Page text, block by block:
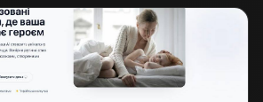
як для романтичного відпочинку,
подорожі. Ocean Pearl Bali
хто цінує спокій, якість і